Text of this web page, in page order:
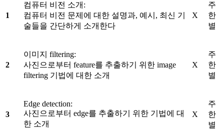
1
컴퓨터 비전 소개:
컴퓨터 비전 문제에 대한 설명과, 예시, 최신 기
술들을 간단하게 소개한다
X
주
한
별
2
이미지 filtering:
사진으로부터 feature를 추출하기 위한 image
filtering 기법에 대한 소개
X
주
한
별
3
Edge detection:
사진으로부터 edge를 추출하기 위한 기법에 대
한 소개
X
주
한
별